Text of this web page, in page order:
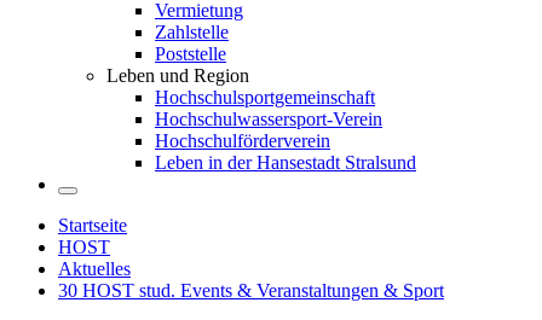
Vermietung
Zahlstelle
Poststelle
Leben und Region
Hochschulsportgemeinschaft
Hochschulwassersport-Verein
Hochschulförderverein
Leben in der Hansestadt Stralsund
Startseite
HOST
Aktuelles
30 HOST stud. Events & Veranstaltungen & Sport